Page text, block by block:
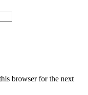
browser for the next